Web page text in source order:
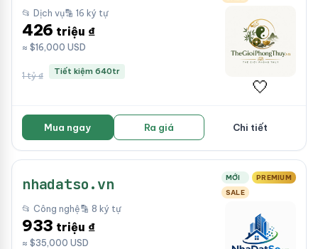
📂 Dịch vụ🔡 16 ký tự
426 triệu ₫
≈ $16,000 USD
1 tỷ ₫ Tiết kiệm 640tr
🤍
Mua ngay Ra giá Chi tiết
nhadatso.vn MỚI
PREMIUM
SALE
📂 Công nghệ🔡 8 ký tự
933 triệu ₫
≈ $35,000 USD